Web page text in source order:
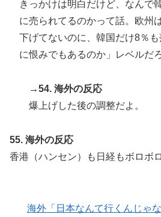
きっかけは明白だけど、なんで
に売られてるのかって話。欧州
下げてないのに、韓国だけ8％
に恨みでもあるのか」レベルだろ
→54. 海外の反応
爆上げした後の調整だよ。
55. 海外の反応
香港（ハンセン）も日経もボロボ
海外「日本なんて行くんじゃ